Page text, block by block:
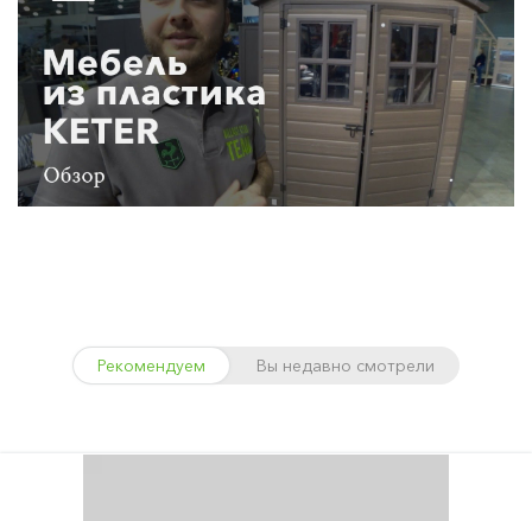
Рекомендуем Вы недавно смотрели